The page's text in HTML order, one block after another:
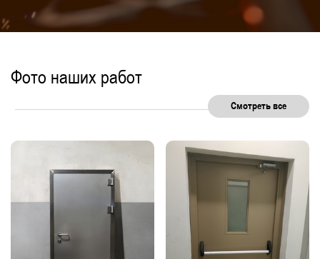
Фото наших работ
Смотреть все